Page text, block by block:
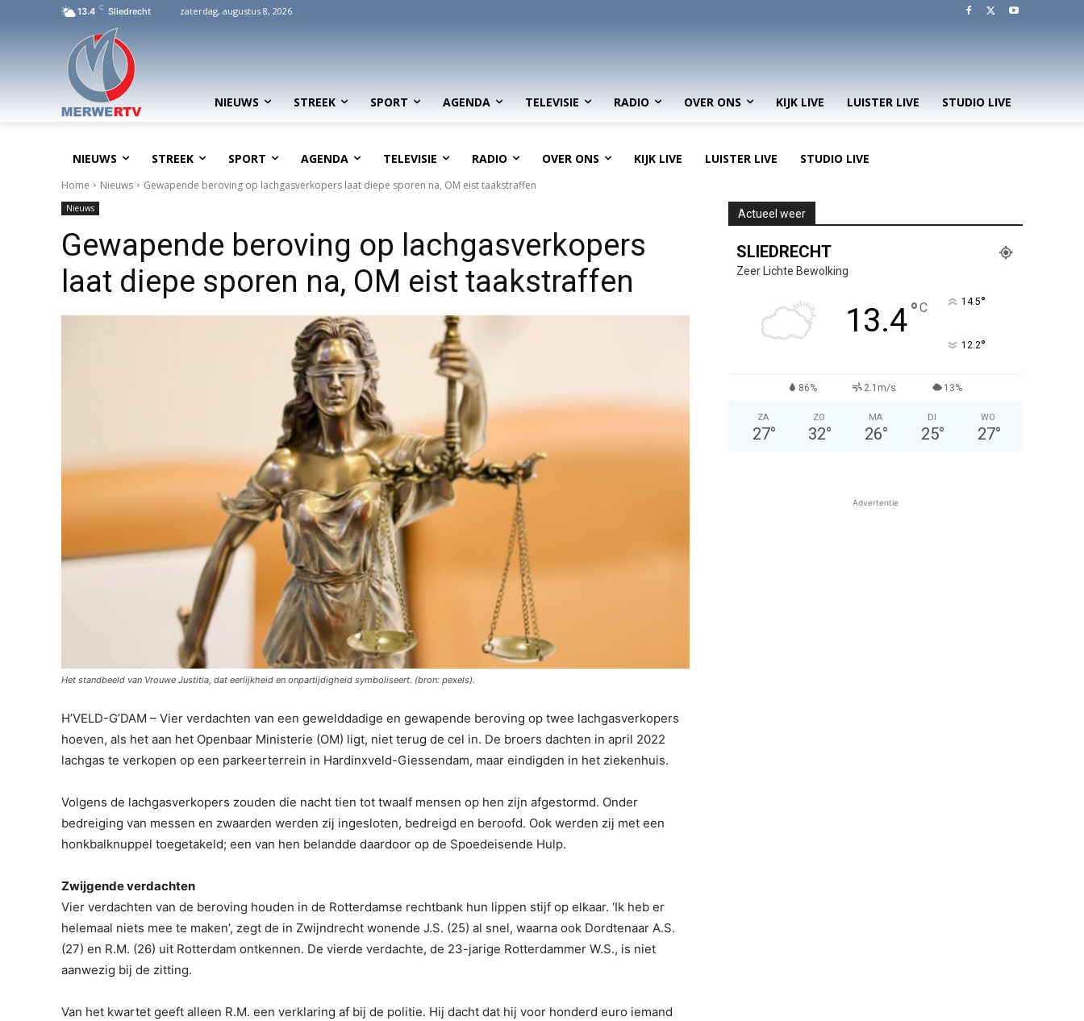
13.4 C Sliedrecht zaterdag, augustus 8, 2026
NIEUWS STREEK SPORT AGENDA TELEVISIE RADIO OVER ONS KIJK LIVE LUISTER LIVE STUDIO LIVE
NIEUWS STREEK SPORT AGENDA TELEVISIE RADIO OVER ONS KIJK LIVE LUISTER LIVE STUDIO LIVE
Home Nieuws Gewapende beroving op lachgasverkopers laat diepe sporen na, OM eist taakstraffen
Nieuws
Gewapende beroving op lachgasverkopers
laat diepe sporen na, OM eist taakstraffen
Het standbeeld van Vrouwe Justitia, dat eerlijkheid en onpartijdigheid symboliseert. (bron: pexels).
H’VELD-G’DAM – Vier verdachten van een gewelddadige en gewapende beroving op twee lachgasverkopers
hoeven, als het aan het Openbaar Ministerie (OM) ligt, niet terug de cel in. De broers dachten in april 2022
lachgas te verkopen op een parkeerterrein in Hardinxveld-Giessendam, maar eindigden in het ziekenhuis.
Volgens de lachgasverkopers zouden die nacht tien tot twaalf mensen op hen zijn afgestormd. Onder
bedreiging van messen en zwaarden werden zij ingesloten, bedreigd en beroofd. Ook werden zij met een
honkbalknuppel toegetakeld; een van hen belandde daardoor op de Spoedeisende Hulp.
Zwijgende verdachten
Vier verdachten van de beroving houden in de Rotterdamse rechtbank hun lippen stijf op elkaar. ‘Ik heb er
helemaal niets mee te maken’, zegt de in Zwijndrecht wonende J.S. (25) al snel, waarna ook Dordtenaar A.S.
(27) en R.M. (26) uit Rotterdam ontkennen. De vierde verdachte, de 23-jarige Rotterdammer W.S., is niet
aanwezig bij de zitting.
Van het kwartet geeft alleen R.M. een verklaring af bij de politie. Hij dacht dat hij voor honderd euro iemand
Actueel weer
SLIEDRECHT
Zeer Lichte Bewolking
13.4°C 14.5°
12.2°
86% 2.1m/s 13%
ZA
27°
ZO
32°
MA
26°
DI
25°
WO
27°
Advertentie